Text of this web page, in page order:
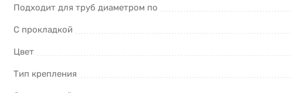
Подходит для труб диаметром по
С прокладкой
Цвет
Тип крепления